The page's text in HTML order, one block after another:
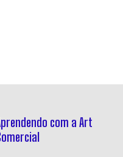
com a Art